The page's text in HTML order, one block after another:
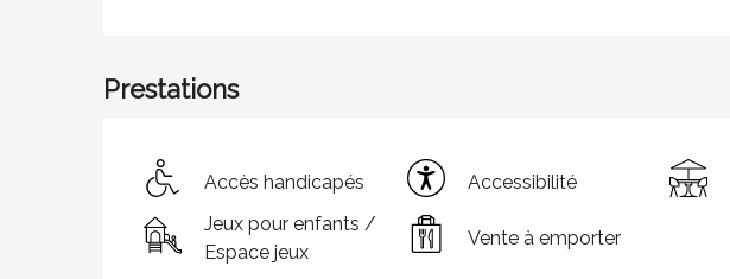
Prestations
Accès handicapés Accessibilité
Jeux pour enfants /
Espace jeux
Vente à emporter